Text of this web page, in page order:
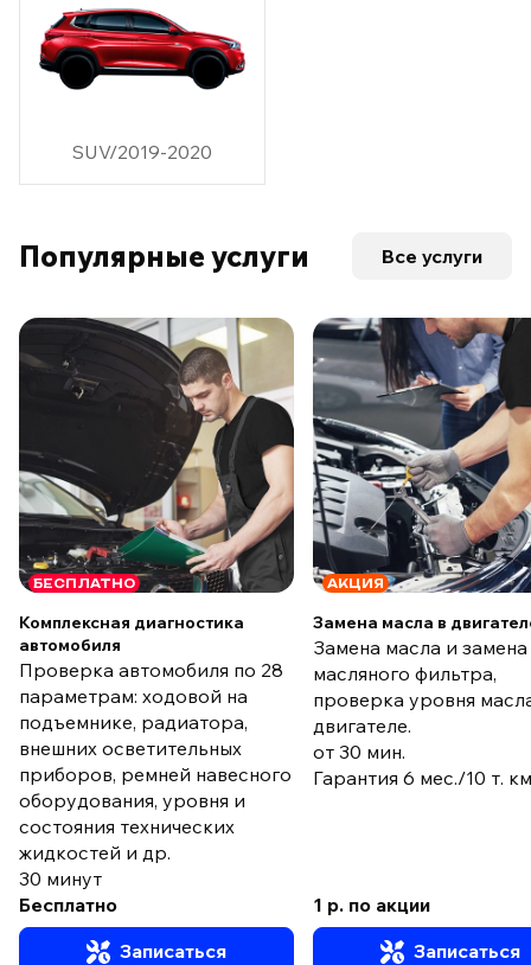
SUV/2019-2020
Популярные услуги Все услуги
БЕСПЛАТНО
Комплексная диагностика
автомобиля
Проверка автомобиля по 28
параметрам: ходовой на
подъемнике, радиатора,
внешних осветительных
приборов, ремней навесного
оборудования, уровня и
состояния технических
жидкостей и др.
30 минут
Бесплатно
Записаться
АКЦИЯ
Замена масла в
Замена масла и замена
масляного фильтра,
проверка уровня
двигателе.
от 30 мин.
Гарантия 6 мес./10 т.
1 р. по акции
Записаться